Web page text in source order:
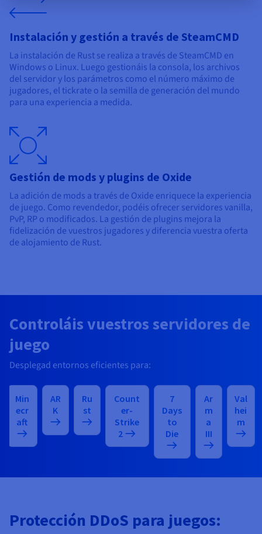
Instalación y gestión a través de SteamCMD
La instalación de Rust se realiza a través de SteamCMD en
Windows o Linux. Luego gestionáis la consola, los archivos
del servidor y los parámetros como el número máximo de
jugadores, el tickrate o la semilla de generación del mundo
para una experiencia a medida.
Gestión de mods y plugins de Oxide
La adición de mods a través de Oxide enriquece la experiencia
de juego. Como revendedor, podéis ofrecer servidores vanilla,
PvP, RP o modificados. La gestión de plugins mejora la
fidelización de vuestros jugadores y diferencia vuestra oferta
de alojamiento de Rust.
Controláis vuestros servidores de
juego
Desplegad entornos eficientes para:
Min
ecr
aft
AR
K
Ru
st
Count
er-
Strike
2
7
Days
to
Die
Ar
m
a
III
Val
hei
m
Protección DDoS para juegos: